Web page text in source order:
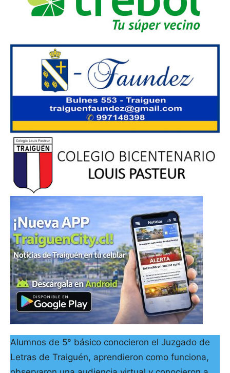
Alumnos de 5° básico conocieron el Juzgado de
Letras de Traiguén, aprendieron como funciona,